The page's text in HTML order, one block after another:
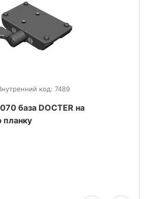
код: 7489
база DOCTER на
планку